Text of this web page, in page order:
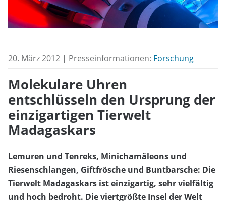
20. März 2012 | Presseinformationen: Forschung
Molekulare Uhren
entschlüsseln den Ursprung der
einzigartigen Tierwelt
Madagaskars
Lemuren und Tenreks, Minichamäleons und
Riesenschlangen, Giftfrösche und Buntbarsche: Die
Tierwelt Madagaskars ist einzigartig, sehr vielfältig
und hoch bedroht. Die viertgrößte Insel der Welt